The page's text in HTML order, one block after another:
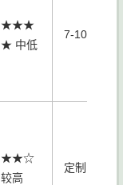
★★★
★ 中低
7-10天
★★☆
较高
定制